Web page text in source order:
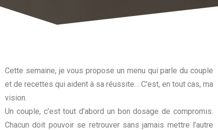
Cette semaine, je vous propose un menu qui parle du couple
et de recettes qui aident à sa réussite… C’est, en tout cas, ma
vision.
Un couple, c’est tout d’abord un bon dosage de compromis.
Chacun doit pouvoir se retrouver sans jamais mettre l’autre